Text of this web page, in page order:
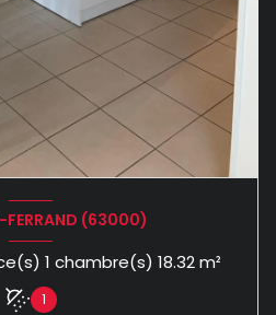
FERRAND (63000)
Appartement 2 pièce(s) 1 chambre(s) 18.32 m²
1